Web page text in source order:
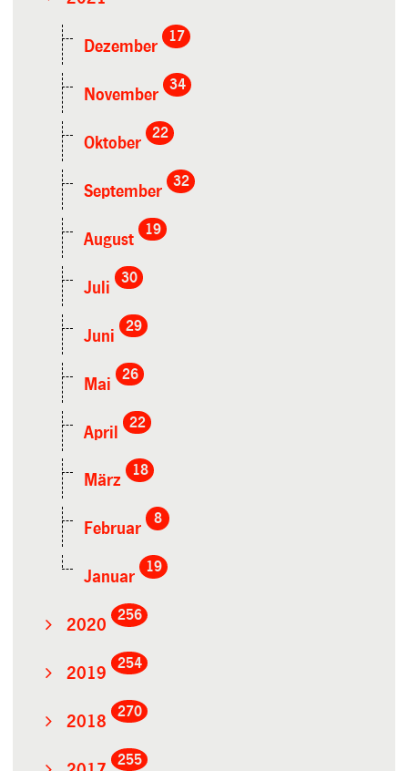
Dezember
17
November
34
Oktober
22
September
32
August
19
Juli
30
Juni
29
Mai
26
April
22
März
18
Februar
8
Januar
19
2020
256
2019
254
2018
270
255